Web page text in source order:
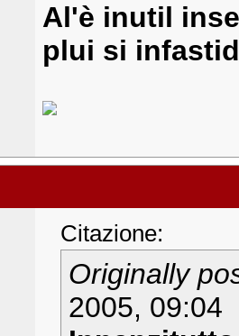
Al'è inutil
plui si
Citazione:
Originally
2005, 09:04